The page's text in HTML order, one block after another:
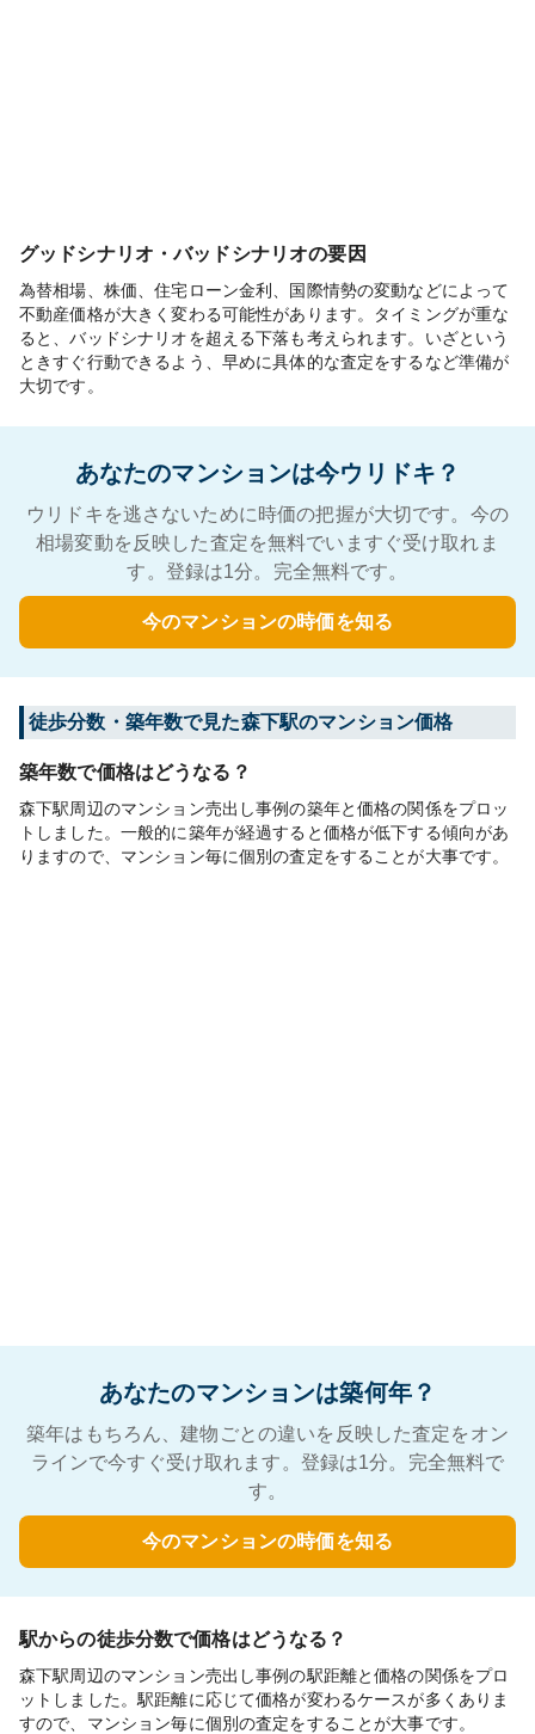
グッドシナリオ・バッドシナリオの要因
為替相場、株価、住宅ローン金利、国際情勢の変動などによって
不動産価格が大きく変わる可能性があります。タイミングが重な
ると、バッドシナリオを超える下落も考えられます。いざという
ときすぐ行動できるよう、早めに具体的な査定をするなど準備が
大切です。
あなたのマンションは今ウリドキ？
ウリドキを逃さないために時価の把握が大切です。今の
相場変動を反映した査定を無料でいますぐ受け取れま
す。登録は1分。完全無料です。
今のマンションの時価を知る
徒歩分数・築年数で見た森下駅のマンション価格
築年数で価格はどうなる？
森下駅周辺のマンション売出し事例の築年と価格の関係をプロッ
トしました。一般的に築年が経過すると価格が低下する傾向があ
りますので、マンション毎に個別の査定をすることが大事です。
あなたのマンションは築何年？
築年はもちろん、建物ごとの違いを反映した査定をオン
ラインで今すぐ受け取れます。登録は1分。完全無料で
す。
今のマンションの時価を知る
駅からの徒歩分数で価格はどうなる？
森下駅周辺のマンション売出し事例の駅距離と価格の関係をプロ
ットしました。駅距離に応じて価格が変わるケースが多くありま
すので、マンション毎に個別の査定をすることが大事です。